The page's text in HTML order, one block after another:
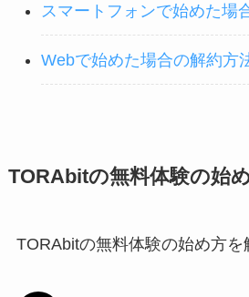
スマートフォンで始めた場
Webで始めた場合の解約方
TORAbitの無料体験の始
TORAbitの無料体験の始め方を